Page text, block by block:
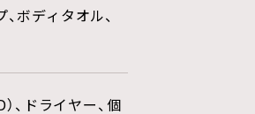
ボディタオル、
、ドライヤー、個